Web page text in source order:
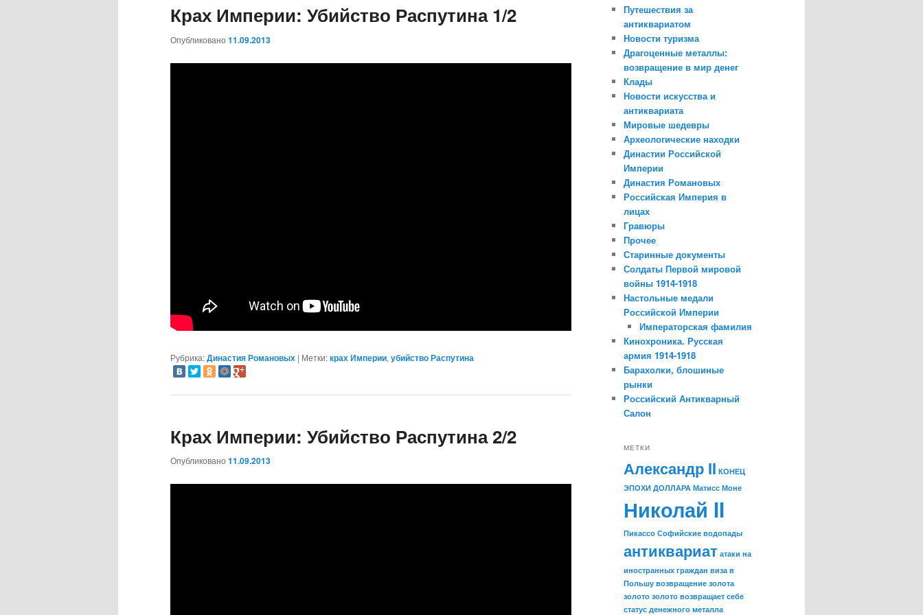
Крах Империи: Убийство Распутина 1/2
Опубликовано 11.09.2013
Рубрика:Династия Романовых | Метки:крах Империи, убийство Распутина
Крах Империи: Убийство Распутина 2/2
Опубликовано 11.09.2013
Путешествия за
антиквариатом
Новости туризма
Драгоценные металлы:
возвращение в мир денег
Клады
Новости искусства и
антиквариата
Мировые шедевры
Археологические находки
Династии Российской
Империи
Династия Романовых
Российская Империя в
лицах
Гравюры
Прочее
Старинные документы
Солдаты Первой мировой
войны 1914-1918
Настольные медали
Российской Империи
Императорская фамилия
Кинохроника. Русская
армия 1914-1918
Барахолки, блошиные
рынки
Российский Антикварный
Салон
МЕТКИ
Александр II КОНЕЦ
ЭПОХИ ДОЛЛАРА Матисс Моне
Николай II
Пикассо Софийские водопады
антиквариат атаки на
иностранных граждан виза в
Польшу возвращение золота
золото золото возвращает себе
статус денежного металла